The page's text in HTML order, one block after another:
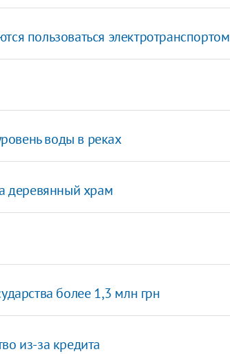
пользоваться электротранспортом
воды в реках
деревянный храм
более 1,3 млн грн
из-за кредита